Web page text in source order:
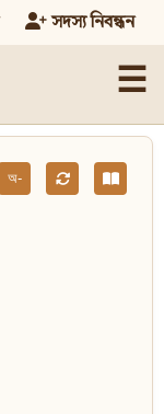
সদস্য নিবন্ধন
☰
অ-